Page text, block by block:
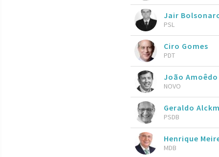
Jair
PSL
Ciro Gomes
PDT
João Amoêdo
NOVO
Geraldo
PSDB
Henrique
MDB